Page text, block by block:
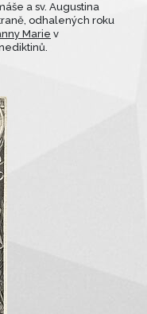
a sv. Augustina
odhalených roku
Marie v